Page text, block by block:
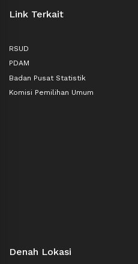
Link Terkait
RSUD
PDAM
Badan Pusat Statistik
Komisi Pemilihan Umum
Denah Lokasi